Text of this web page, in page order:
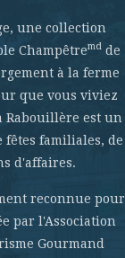
une collection
Champêtremdde
à la ferme
que vous viviez
Rabouillère est un
familiales, de
d'affaires.
reconnue pour
par l'Association
Gourmand